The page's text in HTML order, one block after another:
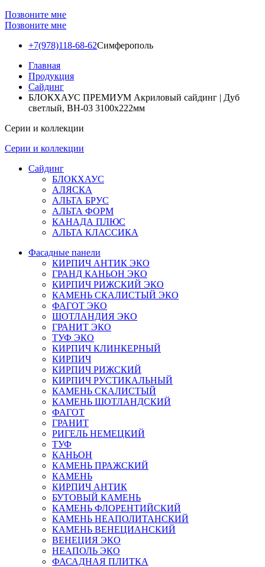
Позвоните мне
Позвоните мне
+7(978)118-68-62Симферополь
Главная
Продукция
Сайдинг
БЛОКХАУС ПРЕМИУМ Акриловый сайдинг | Дуб
светлый, ВН-03 3100х222мм
Серии и коллекции
Серии и коллекции
Сайдинг
БЛОКХАУС
АЛЯСКА
АЛЬТА БРУС
АЛЬТА ФОРМ
КАНАДА ПЛЮС
АЛЬТА КЛАССИКА
Фасадные панели
КИРПИЧ АНТИК ЭКО
ГРАНД КАНЬОН ЭКО
КИРПИЧ РИЖСКИЙ ЭКО
КАМЕНЬ СКАЛИСТЫЙ ЭКО
ФАГОТ ЭКО
ШОТЛАНДИЯ ЭКО
ГРАНИТ ЭКО
ТУФ ЭКО
КИРПИЧ КЛИНКЕРНЫЙ
КИРПИЧ
КИРПИЧ РИЖСКИЙ
КИРПИЧ РУСТИКАЛЬНЫЙ
КАМЕНЬ СКАЛИСТЫЙ
КАМЕНЬ ШОТЛАНДСКИЙ
ФАГОТ
ГРАНИТ
РИГЕЛЬ НЕМЕЦКИЙ
ТУФ
КАНЬОН
КАМЕНЬ ПРАЖСКИЙ
КАМЕНЬ
КИРПИЧ АНТИК
БУТОВЫЙ КАМЕНЬ
КАМЕНЬ ФЛОРЕНТИЙСКИЙ
КАМЕНЬ НЕАПОЛИТАНСКИЙ
КАМЕНЬ ВЕНЕЦИАНСКИЙ
ВЕНЕЦИЯ ЭКО
НЕАПОЛЬ ЭКО
ФАСАДНАЯ ПЛИТКА